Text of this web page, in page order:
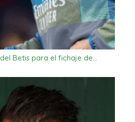
Betis para el fichaje de…